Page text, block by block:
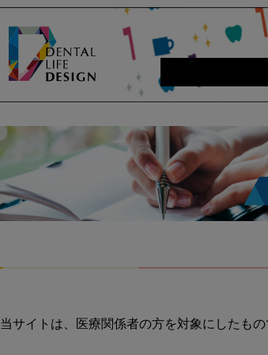
当サイトは、医療関係者の方を対象にしたも